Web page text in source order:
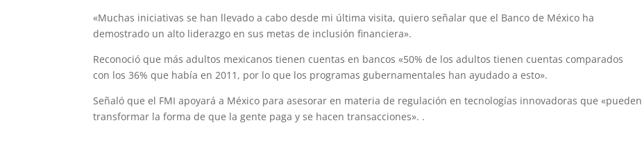
«Muchas iniciativas se han llevado a cabo desde mi última visita, quiero señalar que el Banco de México ha
demostrado un alto liderazgo en sus metas de inclusión financiera».
Reconoció que más adultos mexicanos tienen cuentas en bancos «50% de los adultos tienen cuentas comparados
con los 36% que había en 2011, por lo que los programas gubernamentales han ayudado a esto».
Señaló que el FMI apoyará a México para asesorar en materia de regulación en tecnologías innovadoras que «pueden
transformar la forma de que la gente paga y se hacen transacciones». .